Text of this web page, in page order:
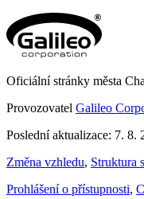
Oficiální stránky města
Provozovatel Galileo
Poslední aktualizace: 7. 8.
Změna vzhledu, Struktura
Prohlášení o přístupnosti,